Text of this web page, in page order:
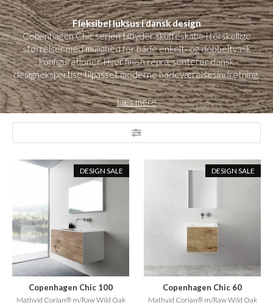
Fleksibel luksus i dansk design
Copenhagen Chic serien tilbyder skuffeskabe i forskellige
størrelser med mulighed for både enkelt- og dobbeltvask
konfigurationer. Hver finish repræsenterer dansk
designekspertise tilpasset moderne badeværelsesindretning.
Læs mere
DESIGN SALE
Copenhagen Chic 100
Mathvid Corian® m/Raw Wild Oak
DESIGN SALE
Copenhagen Chic 60
Mathvid Corian® m/Raw Wild Oak